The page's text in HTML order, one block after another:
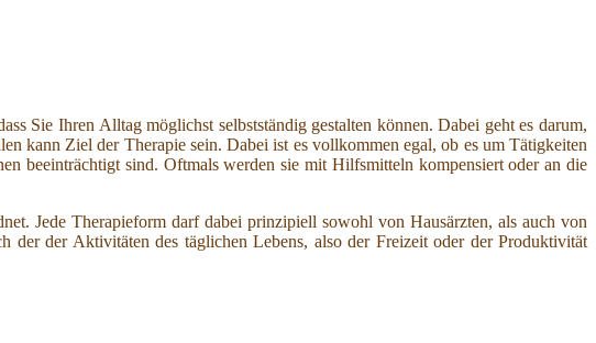
Sie Ihren Alltag möglichst selbstständig gestalten können. Dabei geht es darum,
kann Ziel der Therapie sein. Dabei ist es vollkommen egal, ob es um Tätigkeiten
beeinträchtigt sind. Oftmals werden sie mit Hilfsmitteln kompensiert oder an die
Jede Therapieform darf dabei prinzipiell sowohl von Hausärzten, als auch von
der Aktivitäten des täglichen Lebens, also der Freizeit oder der Produktivität